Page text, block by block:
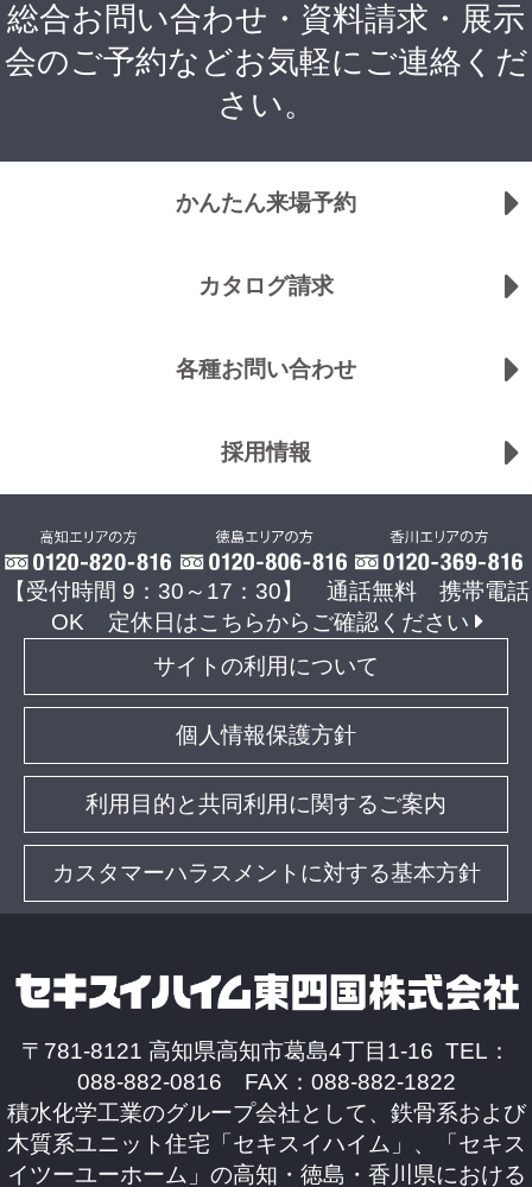
総合お問い合わせ・資料請求・展示
会のご予約などお気軽にご連絡くだ
さい。
かんたん来場予約
カタログ請求
各種お問い合わせ
採用情報
【受付時間 9：30～17：30】 通話無料 携帯電話
OK
定休日はこちらからご確認ください
サイトの利用について
個人情報保護方針
利用目的と共同利用に関するご案内
カスタマーハラスメントに対する基本方針
〒781-8121 高知県高知市葛島4丁目1-16 TEL：
088-882-0816 FAX：088-882-1822
積水化学工業のグループ会社として、鉄骨系および
木質系ユニット住宅「セキスイハイム」、「セキス
イツーユーホーム」の高知・徳島・香川県における